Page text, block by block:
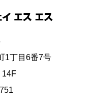
1丁目6番7号
14F